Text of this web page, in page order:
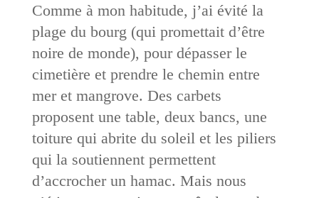
Comme à mon habitude, j’ai évité la
plage du bourg (qui promettait d’être
noire de monde), pour dépasser le
cimetière et prendre le chemin entre
mer et mangrove. Des carbets
proposent une table, deux bancs, une
toiture qui abrite du soleil et les piliers
qui la soutiennent permettent
d’accrocher un hamac. Mais nous